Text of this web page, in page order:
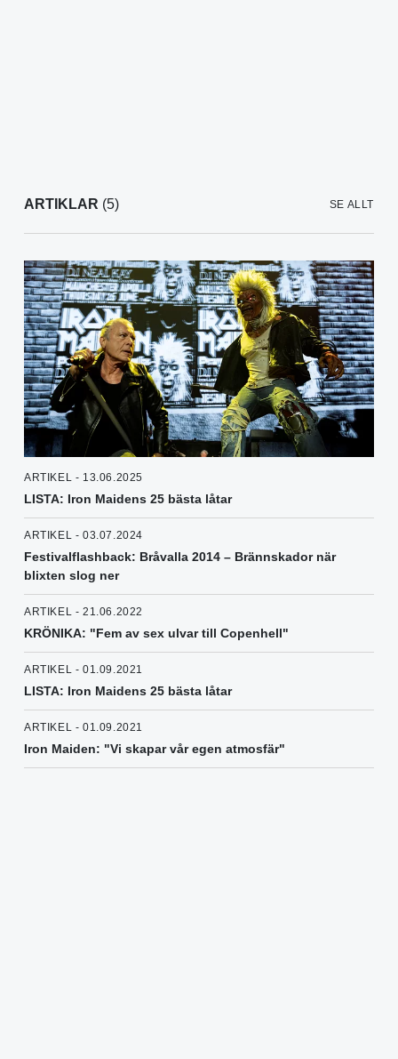
ARTIKLAR (5) SE ALLT
ARTIKEL - 13.06.2025
LISTA: Iron Maidens 25 bästa låtar
ARTIKEL - 03.07.2024
Festivalflashback: Bråvalla 2014 – Brännskador när
blixten slog ner
ARTIKEL - 21.06.2022
KRÖNIKA: "Fem av sex ulvar till Copenhell"
ARTIKEL - 01.09.2021
LISTA: Iron Maidens 25 bästa låtar
ARTIKEL - 01.09.2021
Iron Maiden: "Vi skapar vår egen atmosfär"